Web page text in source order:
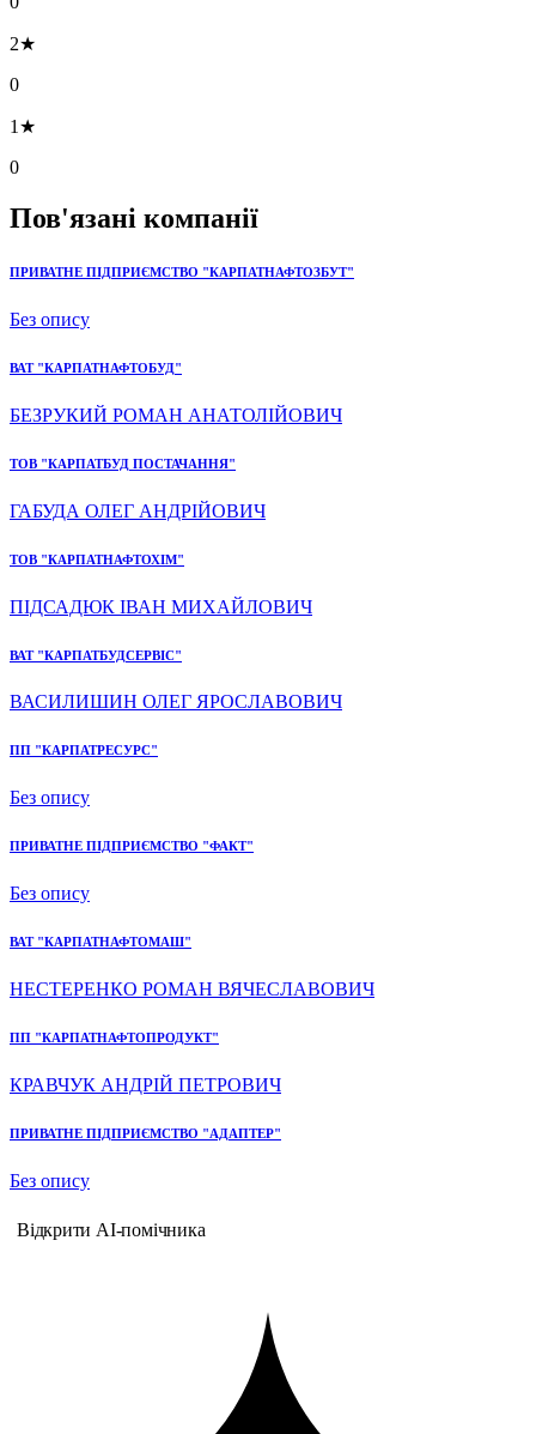
2★
0
1★
0
Пов'язані компанії
ПРИВАТНЕ ПІДПРИЄМСТВО "КАРПАТНАФТОЗБУТ"
Без опису
ВАТ "КАРПАТНАФТОБУД"
БЕЗРУКИЙ РОМАН АНАТОЛІЙОВИЧ
ТОВ "КАРПАТБУД ПОСТАЧАННЯ"
ГАБУДА ОЛЕГ АНДРІЙОВИЧ
ТОВ "КАРПАТНАФТОХІМ"
ПІДСАДЮК ІВАН МИХАЙЛОВИЧ
ВАТ "КАРПАТБУДСЕРВІС"
ВАСИЛИШИН ОЛЕГ ЯРОСЛАВОВИЧ
ПП "КАРПАТРЕСУРС"
Без опису
ПРИВАТНЕ ПІДПРИЄМСТВО "ФАКТ"
Без опису
ВАТ "КАРПАТНАФТОМАШ"
НЕСТЕРЕНКО РОМАН ВЯЧЕСЛАВОВИЧ
ПП "КАРПАТНАФТОПРОДУКТ"
КРАВЧУК АНДРІЙ ПЕТРОВИЧ
ПРИВАТНЕ ПІДПРИЄМСТВО "АДАПТЕР"
Без опису
Відкрити AI-помічника